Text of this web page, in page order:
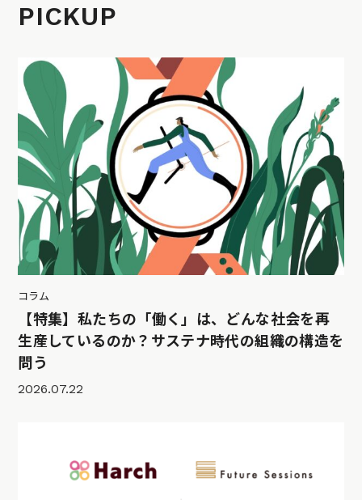
PICKUP
コラム
【特集】私たちの「働く」は、どんな社会を再
生産しているのか？サステナ時代の組織の構造を
問う
2026.07.22